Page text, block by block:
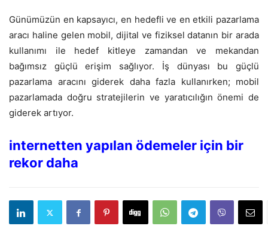
Günümüzün en kapsayıcı, en hedefli ve en etkili pazarlama
aracı haline gelen mobil, dijital ve fiziksel datanın bir arada
kullanımı ile hedef kitleye zamandan ve mekandan
bağımsız güçlü erişim sağlıyor. İş dünyası bu güçlü
pazarlama aracını giderek daha fazla kullanırken; mobil
pazarlamada doğru stratejilerin ve yaratıcılığın önemi de
giderek artıyor.
internetten yapılan ödemeler için bir
rekor daha